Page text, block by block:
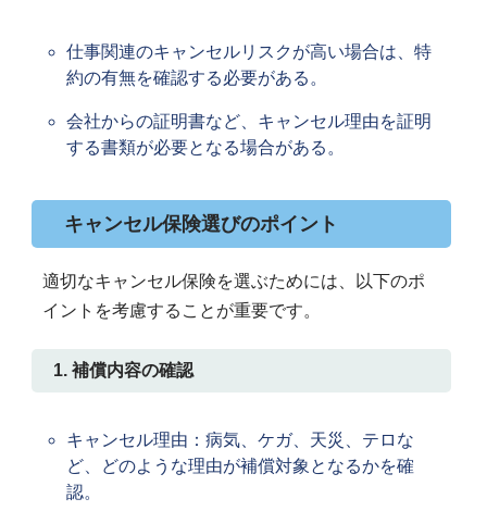
仕事関連のキャンセルリスクが高い場合は、特
約の有無を確認する必要がある。
会社からの証明書など、キャンセル理由を証明
する書類が必要となる場合がある。
キャンセル保険選びのポイント
適切なキャンセル保険を選ぶためには、以下のポ
イントを考慮することが重要です。
1. 補償内容の確認
キャンセル理由：病気、ケガ、天災、テロな
ど、どのような理由が補償対象となるかを確
認。